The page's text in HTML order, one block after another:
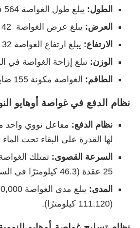
الطول: يبلغ طول الغواصة 564 قدمًا (172 مترًا).
العرض: يبلغ عرض الغواصة 42 قدمًا (13 مترًا).
الارتفاع: يبلغ ارتفاع الغواصة 32 قدمًا (9.7 مترًا).
الوزن: تبلغ إزاحة الغواصة في الماء
الطاقم: الغواصة مكونة 155 ضابطًا وبحريًا.
نظام الدفع في غواصة أوهايو
نظام الدفع:
لها القدرة على البقاء تحت الماء لمدة
السرعة القصوى: تمتلك
25 عقدة (46.3 كيلومترًا في الساعة).
المدى:
(111,120 كيلومترًا).